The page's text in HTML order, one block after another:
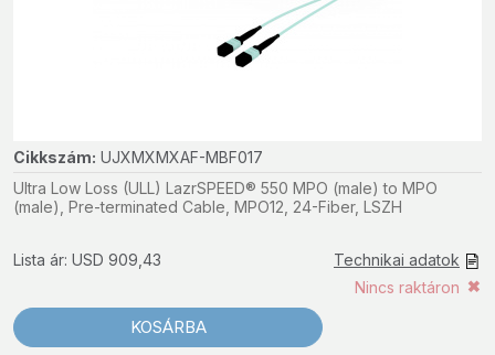
Cikkszám: UJXMXMXAF-MBF017
Ultra Low Loss (ULL) LazrSPEED® 550 MPO (male) to MPO
(male), Pre-terminated Cable, MPO12, 24-Fiber, LSZH
Technikai adatok
Lista ár: USD 909,43
Nincs raktáron
KOSÁRBA